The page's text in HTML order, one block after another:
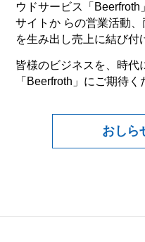
ウドサービス「
サイトか らの営業活動
を生み出し売上に結び付
皆様のビジネスを、時代
「Beerfroth」にご期待く
おしら